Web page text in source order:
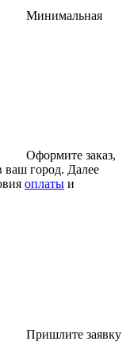
Минимальная
Оформите заказ,
ваш город. Далее
оплаты и
Пришлите заявку